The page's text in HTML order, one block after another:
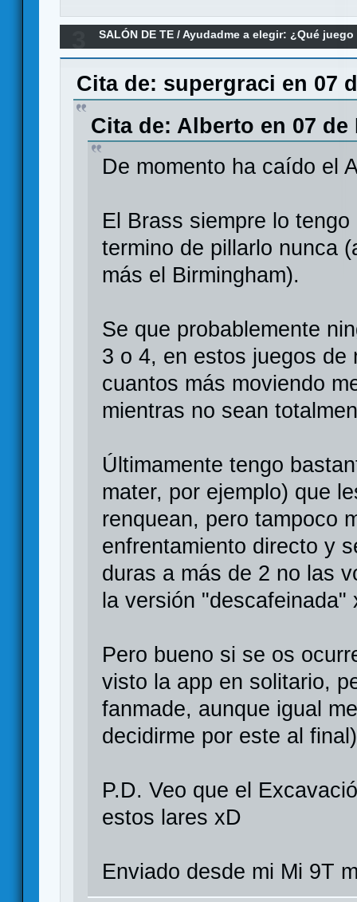
SALÓN DE TE /Ayudadme a elegir: ¿Qué
Re:Económico con &quot;chicha&quot; para
Cita de: supergraci en 07
Cita de: Alberto en 07 de
De momento ha caído el
El Brass siempre lo
termino de pillarlo nunca
más el Birmingham).
Se que probablemente
3 o 4, en estos juegos de
cuantos más moviendo
mientras no sean
Últimamente tengo
mater, por ejemplo) que
renquean, pero tampoco
enfrentamiento directo y
duras a más de 2 no las
la versión "descafeinada"
Pero bueno si se os
visto la app en solitario,
fanmade, aunque igual
decidirme por este al
P.D. Veo que el
estos lares xD
Enviado desde mi Mi 9T